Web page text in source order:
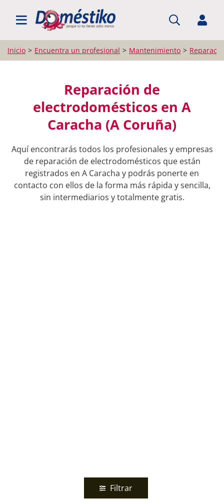
BUSCAR PROFESIONALES
Inicio Encuentra un profesional Mantenimiento
Reparación de
electrodomésticos en A
Caracha (A Coruña)
Aquí encontrarás todos los profesionales y empresas
de reparación de electrodomésticos que están
registrados en A Caracha y podrás ponerte en
contacto con ellos de la forma más rápida y sencilla,
sin intermediarios y totalmente gratis.
Filtrar